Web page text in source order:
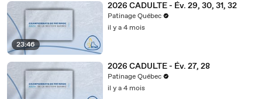
23:46
2026 CADULTE - Év. 29, 30, 31, 32
Patinage Québec
il y a 4 mois
2026 CADULTE - Év. 27, 28
Patinage Québec
il y a 4 mois